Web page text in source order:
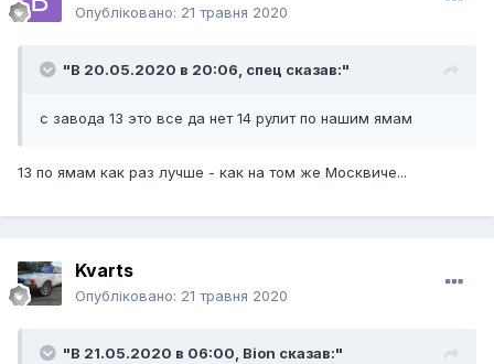
Опубліковано: 21 травня 2020
"В 20.05.2020 в 20:06, спец сказав:"
с завода 13 это все да нет 14 рулит по нашим ямам
13 по ямам как раз лучше - как на том же Москвиче...
Kvarts
Опубліковано: 21 травня 2020
"В 21.05.2020 в 06:00, Bion сказав:"